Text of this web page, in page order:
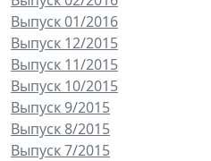
Выпуск 01/2016
Выпуск 12/2015
Выпуск 11/2015
Выпуск 10/2015
Выпуск 9/2015
Выпуск 8/2015
Выпуск 7/2015